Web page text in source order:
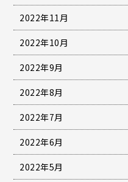
2022年11月
2022年10月
2022年9月
2022年8月
2022年7月
2022年6月
2022年5月